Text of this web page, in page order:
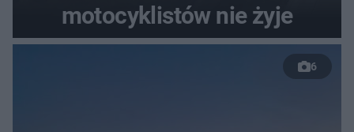
motocyklistów nie żyje
6